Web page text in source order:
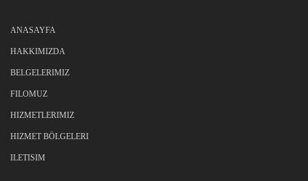
ANASAYFA
HAKKIMIZDA
BELGELERIMIZ
FILOMUZ
HIZMETLERIMIZ
HIZMET BÖLGELERI
ILETISIM